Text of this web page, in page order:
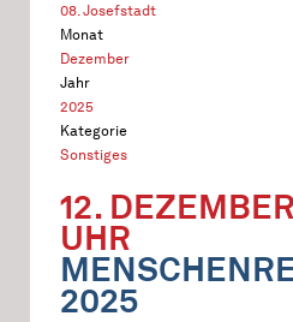
08. Josefstadt
Monat
Dezember
Jahr
2025
Kategorie
Sonstiges
12.
UHR
2025